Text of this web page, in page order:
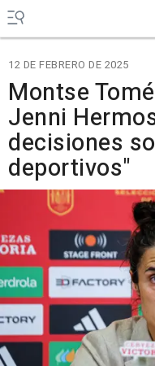
12 DE FEBRERO DE 2025
Montse
Jenni
decisiones
deportivos"